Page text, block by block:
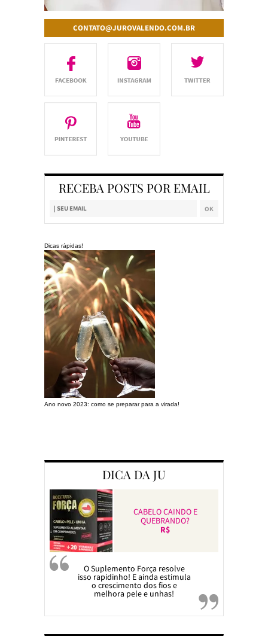
CONTATO@JUROVALENDO.COM.BR
RECEBA POSTS POR EMAIL
Dicas rápidas!
Ano novo 2023: como se preparar para a virada!
DICA DA JU
CABELO CAINDO E
QUEBRANDO?
R$
O Suplemento Força resolve
isso rapidinho! E ainda estimula
o crescimento dos fios e
melhora pele e unhas!